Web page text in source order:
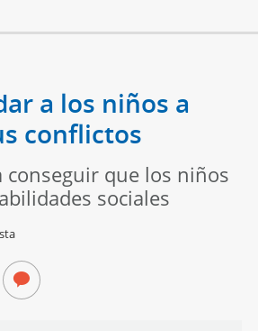
a los niños a
conflictos
conseguir que los niños
sociales